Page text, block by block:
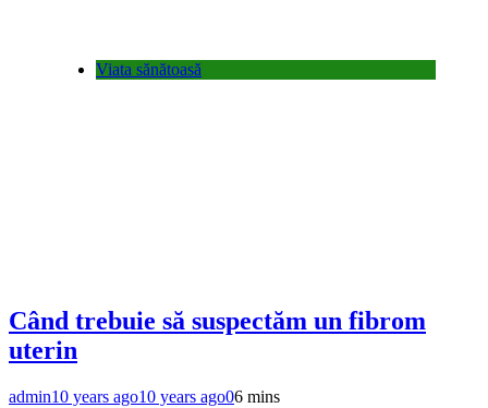
Viata sănătoasă
Când trebuie să suspectăm un fibrom
uterin
admin10 years ago10 years ago06 mins